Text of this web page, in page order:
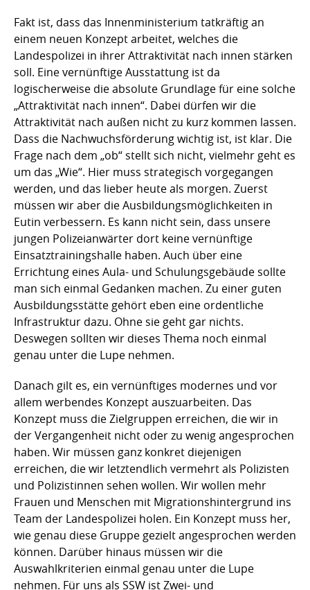
Fakt ist, dass das Innenministerium tatkräftig an
einem neuen Konzept arbeitet, welches die
Landespolizei in ihrer Attraktivität nach innen stärken
soll. Eine vernünftige Ausstattung ist da
logischerweise die absolute Grundlage für eine solche
„Attraktivität nach innen“. Dabei dürfen wir die
Attraktivität nach außen nicht zu kurz kommen lassen.
Dass die Nachwuchsförderung wichtig ist, ist klar. Die
Frage nach dem „ob“ stellt sich nicht, vielmehr geht es
um das „Wie“. Hier muss strategisch vorgegangen
werden, und das lieber heute als morgen. Zuerst
müssen wir aber die Ausbildungsmöglichkeiten in
Eutin verbessern. Es kann nicht sein, dass unsere
jungen Polizeianwärter dort keine vernünftige
Einsatztrainingshalle haben. Auch über eine
Errichtung eines Aula- und Schulungsgebäude sollte
man sich einmal Gedanken machen. Zu einer guten
Ausbildungsstätte gehört eben eine ordentliche
Infrastruktur dazu. Ohne sie geht gar nichts.
Deswegen sollten wir dieses Thema noch einmal
genau unter die Lupe nehmen.
Danach gilt es, ein vernünftiges modernes und vor
allem werbendes Konzept auszuarbeiten. Das
Konzept muss die Zielgruppen erreichen, die wir in
der Vergangenheit nicht oder zu wenig angesprochen
haben. Wir müssen ganz konkret diejenigen
erreichen, die wir letztendlich vermehrt als Polizisten
und Polizistinnen sehen wollen. Wir wollen mehr
Frauen und Menschen mit Migrationshintergrund ins
Team der Landespolizei holen. Ein Konzept muss her,
wie genau diese Gruppe gezielt angesprochen werden
können. Darüber hinaus müssen wir die
Auswahlkriterien einmal genau unter die Lupe
nehmen. Für uns als SSW ist Zwei- und